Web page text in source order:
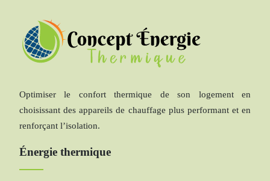
Optimiser le confort thermique de son logement en
choisissant des appareils de chauffage plus performant et en
renforçant l’isolation.
Énergie thermique